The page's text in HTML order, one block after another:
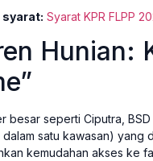
syarat: Syarat KPR FLPP
Hunian:
besar seperti Ciputra,
dalam satu kawasan) yang
kemudahan akses ke